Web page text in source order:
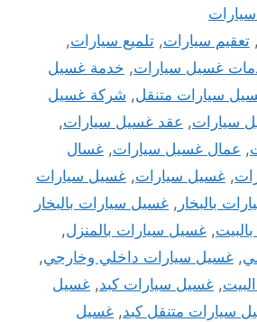
,تعقيم سيارات,تلميع سيارات,
غسيل سيارات, خدمة غسيل
سيارات متنقل, شركة غسيل
سيارات, عقد غسيل سيارات,
, عمال غسيل سيارات, غسال
, غسيل سيارات, غسيل سيارات
بالبخار , غسيل سيارات بالبخار
, غسيل سيارات بالمنزل,
, غسيل سيارات داخلي وخارجي,
, غسيل سيارات كبد, غسيل
سيارات متنقل كبد, غسيل